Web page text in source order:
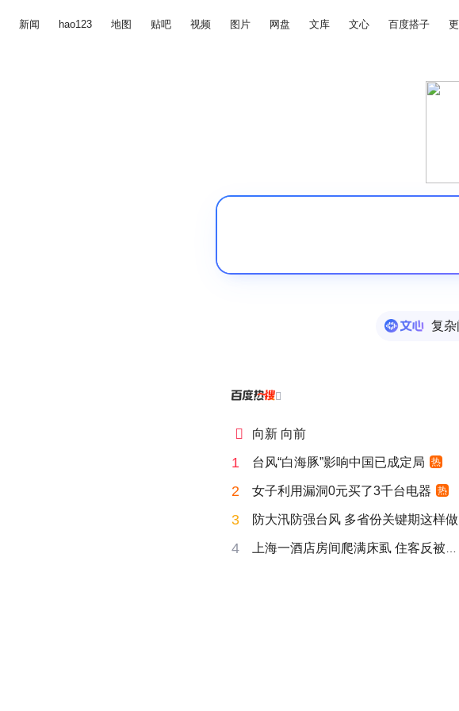
新闻 hao123 地图 贴吧 视频 图片 网盘 文库 文心 百度搭子
复

 向新 向前
1 台风“白海豚”影响中国已成定局 热
2 女子利用漏洞0元买了3千台电器 热
3 防大汛防强台风 多省份关键期这样做
4 上海一酒店房间爬满床虱 住客反被怼